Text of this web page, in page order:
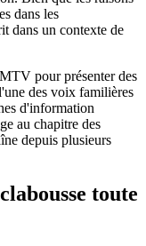
dans les
dans un contexte de
pour présenter des
des voix familières
d'information
au chapitre des
depuis plusieurs
toute